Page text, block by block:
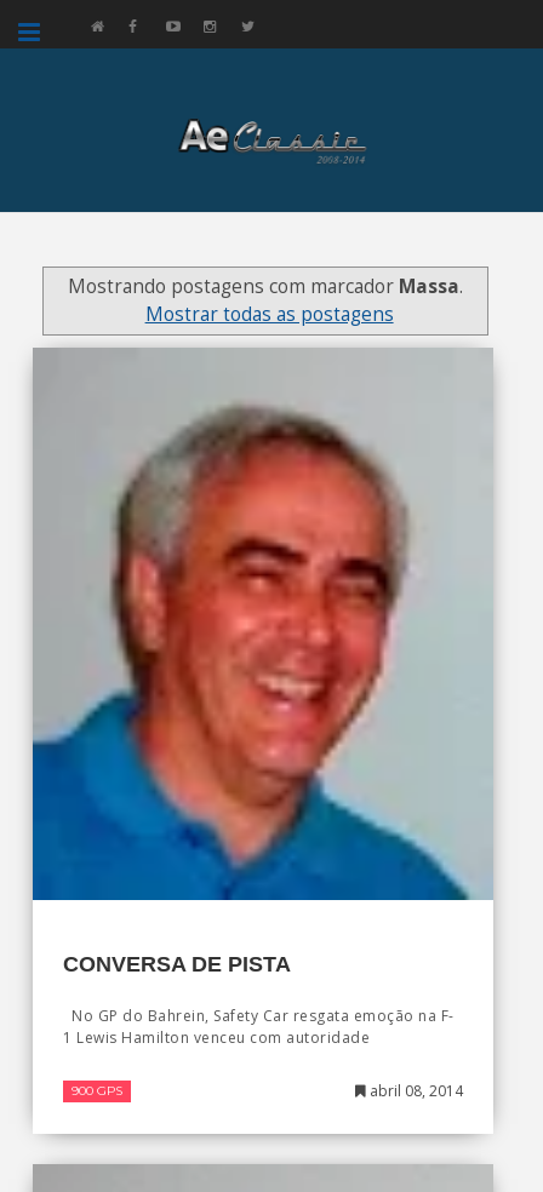
Mostrando postagens com marcador Massa.
Mostrar todas as postagens
CONVERSA DE PISTA
No GP do Bahrein, Safety Car resgata emoção na F-
1 Lewis Hamilton venceu com autoridade
900 GPS abril 08, 2014